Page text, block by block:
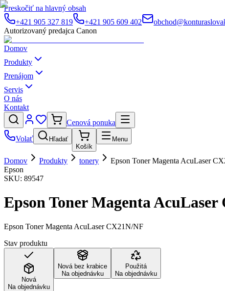
Preskočiť na hlavný obsah
+421 905 327 819
+421 905 609 402
Autorizovaný predajca Canon
Domov
Produkty
Prenájom
Servis
O nás
Kontakt
Cenová ponuka
Volať
Hľadať
Košík
Menu
Domov Produkty tonery
Epson Toner Magenta AcuLaser
Epson
SKU: 89547
Epson Toner Magenta AcuLaser
Epson Toner Magenta AcuLaser CX21N/NF
Stav produktu
Nová
Na objednávku
Nová bez krabice
Na objednávku
Použitá
Na objednávku